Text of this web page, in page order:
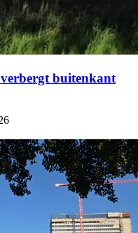
buitenkant